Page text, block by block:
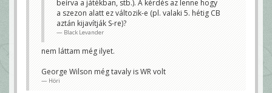
beírva a játékban, stb.). A kérdés az lenne hogy
a szezon alatt ez változik-e (pl. valaki 5. hétig CB
aztán kijavítják S-re)?
Black Levander
nem láttam még ilyet.
George Wilson még tavaly is WR volt
Höri